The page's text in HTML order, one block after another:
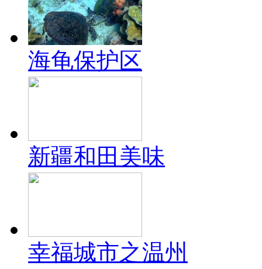
海龟保护区
新疆和田美味
幸福城市之温州